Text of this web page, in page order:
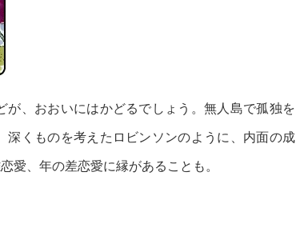
、おおいにはかどるでしょう。無人島で孤独を
くものを考えたロビンソンのように、内面の成
愛、年の差恋愛に縁があることも。